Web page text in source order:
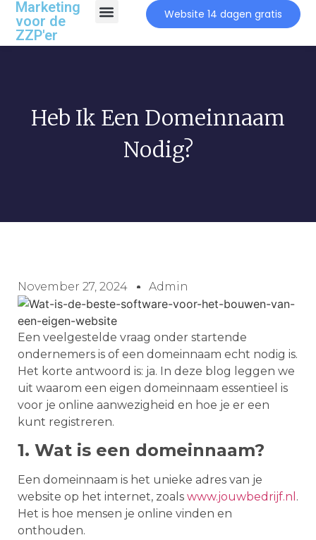
Marketing
voor de
ZZP'er
Website 14 dagen gratis
Heb Ik Een Domeinnaam
Nodig?
November 27, 2024 Admin
Een veelgestelde vraag onder startende
ondernemers is of een domeinnaam echt nodig is.
Het korte antwoord is: ja. In deze blog leggen we
uit waarom een eigen domeinnaam essentieel is
voor je online aanwezigheid en hoe je er een
kunt registreren.
1. Wat is een domeinnaam?
Een domeinnaam is het unieke adres van je
website op het internet, zoals www.jouwbedrijf.nl .
Het is hoe mensen je online vinden en
onthouden.